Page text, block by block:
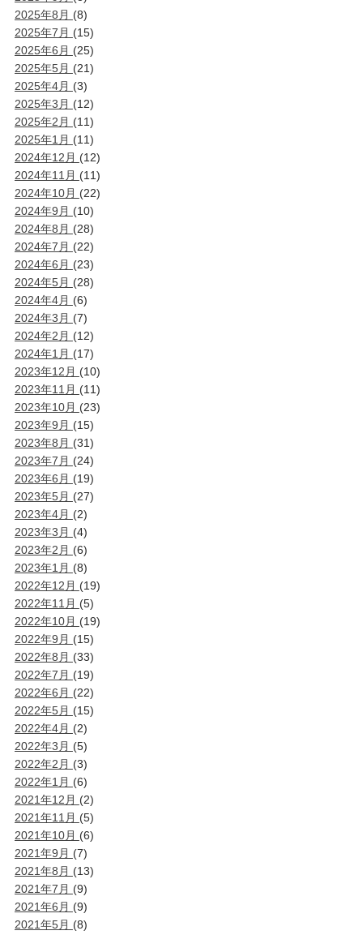
2025年8月 (8)
2025年7月 (15)
2025年6月 (25)
2025年5月 (21)
2025年4月 (3)
2025年3月 (12)
2025年2月 (11)
2025年1月 (11)
2024年12月 (12)
2024年11月 (11)
2024年10月 (22)
2024年9月 (10)
2024年8月 (28)
2024年7月 (22)
2024年6月 (23)
2024年5月 (28)
2024年4月 (6)
2024年3月 (7)
2024年2月 (12)
2024年1月 (17)
2023年12月 (10)
2023年11月 (11)
2023年10月 (23)
2023年9月 (15)
2023年8月 (31)
2023年7月 (24)
2023年6月 (19)
2023年5月 (27)
2023年4月 (2)
2023年3月 (4)
2023年2月 (6)
2023年1月 (8)
2022年12月 (19)
2022年11月 (5)
2022年10月 (19)
2022年9月 (15)
2022年8月 (33)
2022年7月 (19)
2022年6月 (22)
2022年5月 (15)
2022年4月 (2)
2022年3月 (5)
2022年2月 (3)
2022年1月 (6)
2021年12月 (2)
2021年11月 (5)
2021年10月 (6)
2021年9月 (7)
2021年8月 (13)
2021年7月 (9)
2021年6月 (9)
2021年5月 (8)